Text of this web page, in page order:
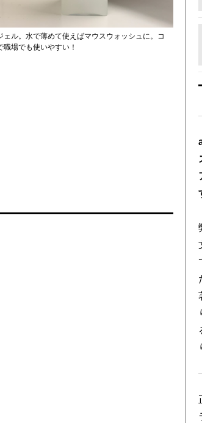
ェル。水で薄めて使えばマウスウォッシュに。コ
職場でも使いやすい！